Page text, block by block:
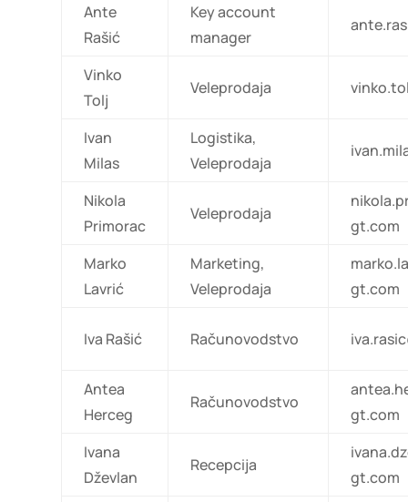
Ante
Rašić
Key account
manager
Vinko
Tolj
Veleprodaja
Ivan
Milas
Logistika,
Veleprodaja
Nikola
Primorac
Veleprodaja
gt.com
Marko
Lavrić
Marketing,
Veleprodaja
gt.com
Iva Rašić Računovodstvo
Antea
Herceg
Računovodstvo
gt.com
Ivana
Dževlan
Recepcija
gt.com